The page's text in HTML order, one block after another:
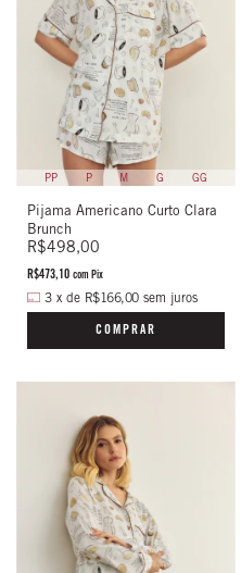
PP P M G GG
Pijama Americano Curto Clara
Brunch
R$498,00
R$473,10 com Pix
3 x de R$166,00 sem juros
COMPRAR